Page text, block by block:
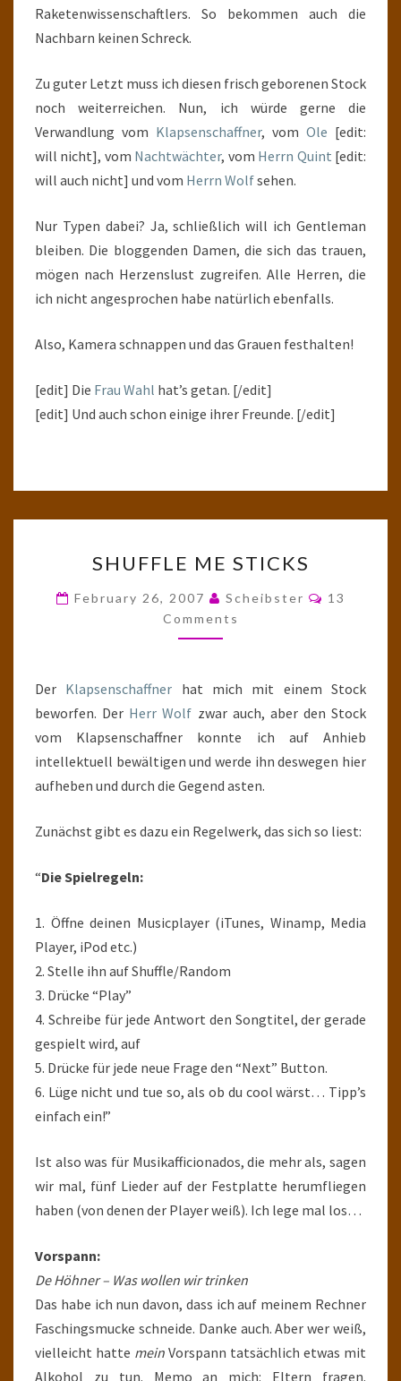
Raketenwissenschaftlers. So bekommen auch die
Nachbarn keinen Schreck.
Zu guter Letzt muss ich diesen frisch geborenen Stock
noch weiterreichen. Nun, ich würde gerne die
Verwandlung vom Klapsenschaffner, vom Ole [edit:
will nicht], vom Nachtwächter, vom Herrn Quint [edit:
will auch nicht] und vom Herrn Wolfsehen.
Nur Typen dabei? Ja, schließlich will ich Gentleman
bleiben. Die bloggenden Damen, die sich das trauen,
mögen nach Herzenslust zugreifen. Alle Herren, die
ich nicht angesprochen habe natürlich ebenfalls.
Also, Kamera schnappen und das Grauen festhalten!
[edit] Die Frau Wahl hat’s getan. [/edit]
[edit] Und auch schon einige ihrer Freunde. [/edit]
ME
STICKS
SHUFFLE ME STICKS
February 26, 2007 Scheibster Comments
13
Comments
Der Klapsenschaffner hat mich mit einem Stock
beworfen. Der Herr Wolf zwar auch, aber den Stock
vom Klapsenschaffner konnte ich auf Anhieb
intellektuell bewältigen und werde ihn deswegen hier
aufheben und durch die Gegend asten.
Zunächst gibt es dazu ein Regelwerk, das sich so liest:
“Die Spielregeln:
1. Öffne deinen Musicplayer (iTunes, Winamp, Media
Player, iPod etc.)
2. Stelle ihn auf Shuffle/Random
3. Drücke “Play”
4. Schreibe für jede Antwort den Songtitel, der gerade
gespielt wird, auf
5. Drücke für jede neue Frage den “Next” Button.
6. Lüge nicht und tue so, als ob du cool wärst… Tipp’s
einfach ein!”
Ist also was für Musikafficionados, die mehr als, sagen
wir mal, fünf Lieder auf der Festplatte herumfliegen
haben (von denen der Player weiß). Ich lege mal los…
Vorspann:
De Höhner – Was wollen wir trinken
Das habe ich nun davon, dass ich auf meinem Rechner
Faschingsmucke schneide. Danke auch. Aber wer weiß,
vielleicht hatte mein Vorspann tatsächlich etwas mit
Alkohol zu tun. Memo an mich: Eltern fragen.